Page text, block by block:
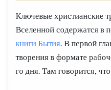
Ключевые христианские
Вселенной содержатся в
книги Бытия. В первой
творения в формате
го дня. Там говорится,